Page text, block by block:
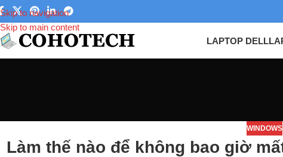
Skip to navigation
Skip to main content
LAPTOP DELL
WINDOWS
Làm thế nào để không bao giờ